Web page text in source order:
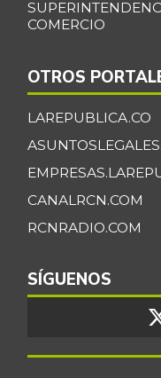
COMERCIO
OTROS
LAREPUBLICA.CO
CANALRCN.COM
RCNRADIO.COM
SÍGUENOS